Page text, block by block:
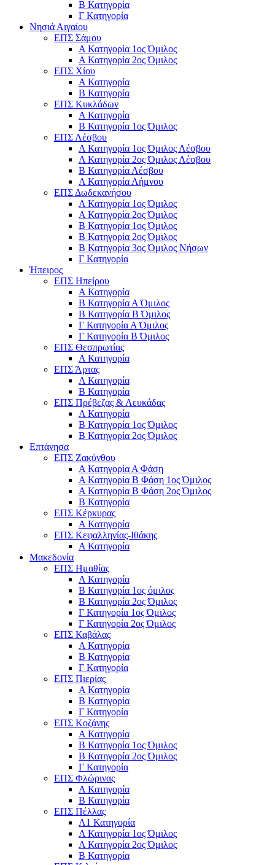
Β Κατηγορία
Γ Κατηγορία
Νησιά Αιγαίου
ΕΠΣ Σάμου
Α Κατηγορία 1ος Όμιλος
Α Κατηγορία 2ος Όμιλος
ΕΠΣ Χίου
Α Κατηγορία
Β Κατηγορία
ΕΠΣ Κυκλάδων
Α Κατηγορία
Β Κατηγορία 1ος Όμιλος
ΕΠΣ Λέσβου
Α Κατηγορία 1ος Όμιλος Λέσβου
Α Κατηγορία 2ος Όμιλος Λέσβου
B Κατηγορία Λέσβου
Α Κατηγορία Λήμνου
ΕΠΣ Δωδεκανήσου
Α Κατηγορία 1ος Όμιλος
Α Κατηγορία 2ος Όμιλος
Β Κατηγορία 1ος Όμιλος
Β Κατηγορία 2ος Όμιλος
Β Κατηγορία 3ος Όμιλος Νήσων
Γ Κατηγορία
Ήπειρος
ΕΠΣ Ηπείρου
Α Κατηγορία
Β Κατηγορία Α Όμιλος
Β Κατηγορία Β Όμιλος
Γ Κατηγορία Α Όμιλος
Γ Κατηγορία Β Όμιλος
ΕΠΣ Θεσπρωτίας
Α Κατηγορία
ΕΠΣ Άρτας
Α Κατηγορία
Β Κατηγορία
ΕΠΣ Πρέβεζας & Λευκάδας
Α Κατηγορία
Β Κατηγορία 1ος Όμιλος
Β Κατηγορία 2ος Όμιλος
Επτάνησα
ΕΠΣ Ζακύνθου
Α Κατηγορία Α Φάση
Α Κατηγορία Β Φάση 1ος Όμιλος
Α Κατηγορία Β Φάση 2ος Όμιλος
Β Κατηγορία
ΕΠΣ Κέρκυρας
A Κατηγορία
ΕΠΣ Κεφαλληνίας-Ιθάκης
Α Κατηγορία
Μακεδονία
ΕΠΣ Ημαθίας
Α Κατηγορία
Β Κατηγορία 1ος όμιλος
Β Κατηγορία 2ος Όμιλος
Γ Κατηγορία 1ος Όμιλος
Γ Κατηγορία 2ος Όμιλος
ΕΠΣ Καβάλας
Α Κατηγορία
Β Κατηγορία
Γ Κατηγορία
ΕΠΣ Πιερίας
Α Κατηγορία
Β Κατηγορία
Γ Κατηγορία
ΕΠΣ Κοζάνης
Α Κατηγορία
Β Κατηγορία 1ος Όμιλος
Β Κατηγορία 2ος Όμιλος
Γ Κατηγορία
ΕΠΣ Φλώρινας
Α Κατηγορία
Β Κατηγορία
ΕΠΣ Πέλλας
Α1 Κατηγορία
Α Κατηγορία 1ος Όμιλος
Α Κατηγορία 2ος Όμιλος
Β Κατηγορία